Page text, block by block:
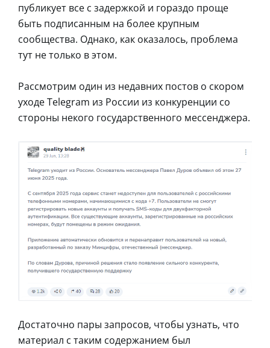
публикует все с задержкой и гораздо проще
быть подписанным на более крупным
сообщества. Однако, как оказалось, проблема
тут не только в этом.
Рассмотрим один из недавних постов о скором
уходе Telegram из России из конкуренции со
стороны некого государственного мессенджера.
Достаточно пары запросов, чтобы узнать, что
материал с таким содержанием был